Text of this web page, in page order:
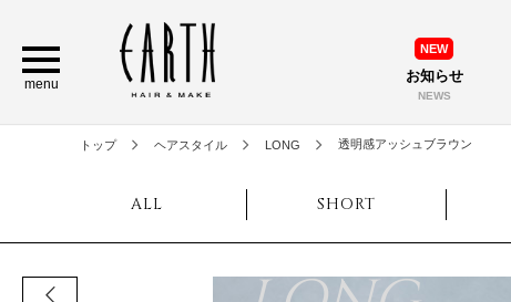
NEW
お知らせ
NEWS
menu
トップ ヘアスタイル LONG 透明感アッシュブラウン
ALL SHORT